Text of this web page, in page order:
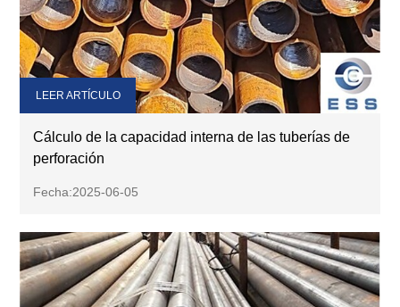
Cálculo de la capacidad interna de las tuberías de
perforación
Fecha:2025-06-05
LEER ARTÍCULO